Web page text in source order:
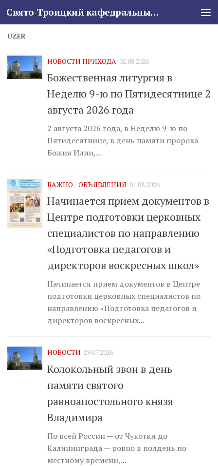
Skip to content Свято-Троицкий кафедральный собор
UZER
НОВОСТИ ПРИХОДА 02.08.2026
Божественная литургия в
Неделю 9-ю по Пятидесятнице 2
августа 2026 года
2 августа 2026 года, в Неделю 9-ю по
Пятидесятнице, в день памяти пророка
Божия Илии,...
ВАЖНО /ОБЪЯВЛЕНИЯ 01.08.2026
Начинается прием документов в
Центре подготовки церковных
специалистов по направлению
«Подготовка педагогов и
директоров воскресных школ»
Начинается прием документов в Центре
подготовки церковных специалистов по
направлению «Подготовка педагогов и
директоров воскресных...
НОВОСТИ 29.07.2026
Колокольный звон в день
памяти святого
равноапостольного князя
Владимира
По всей России — от Чукотки до
Калининграда — ровно в полдень по
местному времени,...